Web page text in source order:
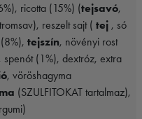
ricotta (15%) (tejsavó,
reszelt sajt ( tej , só
(8%), tejszín, növényi rost
, spenót (1%), dextróz, extra
, vöröshagyma
(SZULFITOKAT tartalmaz),